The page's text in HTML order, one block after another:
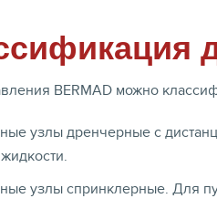
BERMAD можно
узлы дренчерные с
узлы спринклерные. Для